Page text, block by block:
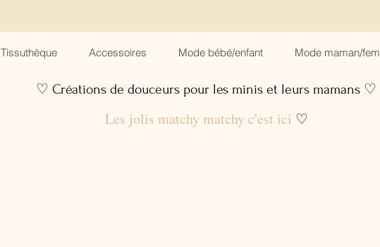
Tissuthèque Accessoires Mode bébé/enfant Mode maman/
♡ Créations de douceurs pour les minis et leurs mamans ♡
Les jolis matchy matchy c'est ici ♡